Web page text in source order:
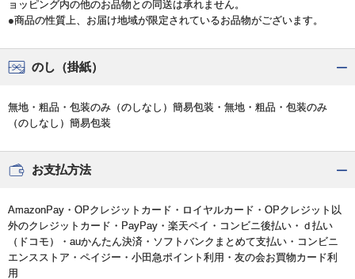
ョッピング内の他のお品物との同送は承れません。
●商品の性質上、お届け地域が限定されているお品物がございます。
のし（掛紙）
無地・粗品・包装のみ（のしなし）簡易包装・無地・粗品・包装のみ
（のしなし）簡易包装
お支払方法
AmazonPay・OPクレジットカード・ロイヤルカード・OPクレジット以
外のクレジットカード・PayPay・楽天ペイ・コンビニ後払い・ｄ払い
（ドコモ）・auかんたん決済・ソフトバンクまとめて支払い・コンビニ
エンスストア・ペイジー・小田急ポイント利用・友の会お買物カード利
用